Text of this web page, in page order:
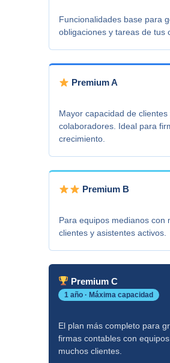
Funcionalidades base para
obligaciones y tareas de tus
Premium A
Mayor capacidad de clientes
colaboradores. Ideal para
crecimiento.
Premium B
Para equipos medianos con
clientes y asistentes activos.
Premium C
1 año · Máxima capacidad
El plan más completo para
firmas contables con
muchos clientes.